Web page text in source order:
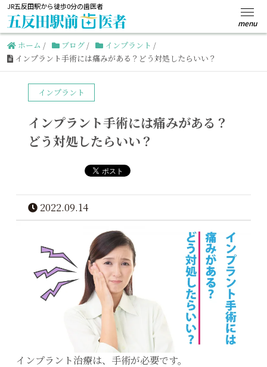
JR五反田駅から徒歩0分の歯医者
ホーム / ブログ / インプラント /
インプラント手術には痛みがある？どう対処したらいい？
インプラント
インプラント手術には痛みがある？
どう対処したらいい？
2022.09.14
インプラント治療は、手術が必要です。